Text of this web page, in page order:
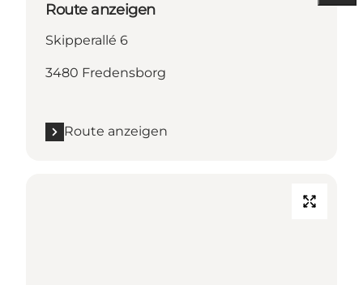
Route anzeigen
Skipperallé 6
3480 Fredensborg
Route anzeigen